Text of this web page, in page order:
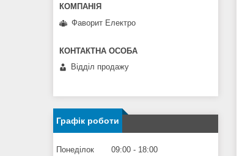
Фаворит Електро
Відділ продажу
Графік роботи
Понеділок 09:00
18:00